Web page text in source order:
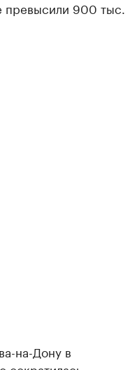
превысили 900 тыс.
на-Дону в